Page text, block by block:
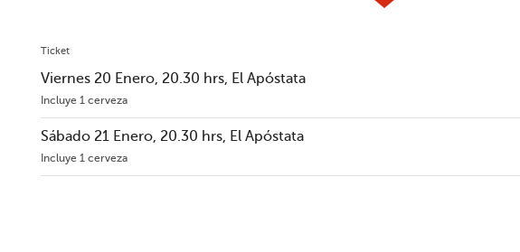
Ticket
Viernes 20 Enero, 20.30 hrs, El Apóstata
Incluye 1 cerveza
Sábado 21 Enero, 20.30 hrs, El Apóstata
Incluye 1 cerveza